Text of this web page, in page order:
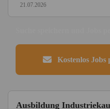
21.07.2026
Kostenlos
Ausbildung